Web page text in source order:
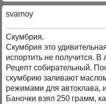
svarnoy
Скумбрия.
Скумбрия это
испортить не получится.
Рецепт собирательный.
скумбрию заливают
режимами для автоклава,
Баночки взял 250 грамм,